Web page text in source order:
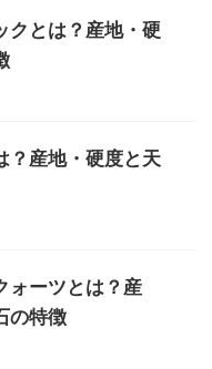
クとは？産地・硬
？産地・硬度と天
ォーツとは？産
の特徴